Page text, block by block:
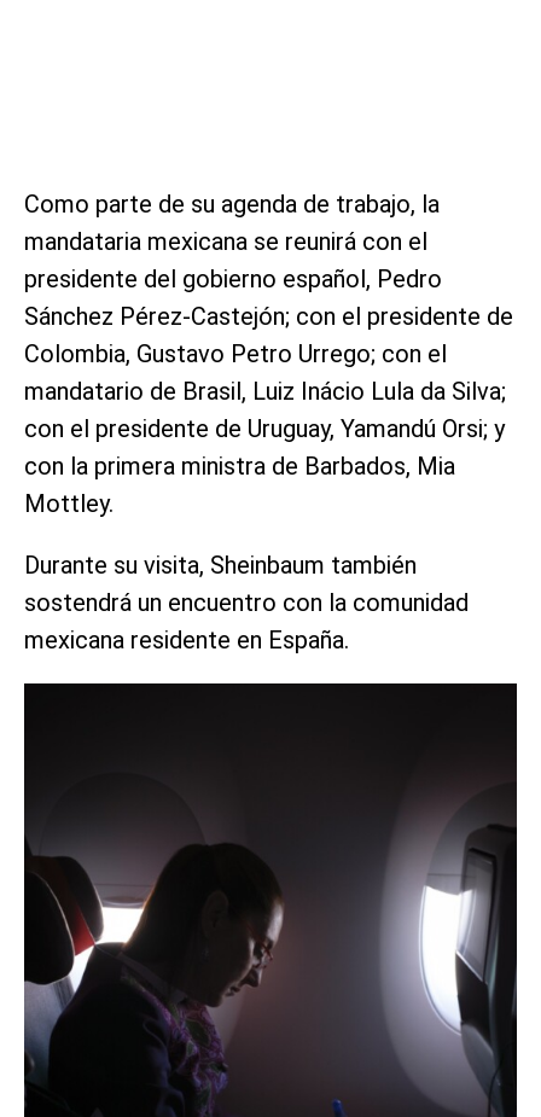
Como parte de su agenda de trabajo, la
mandataria mexicana se reunirá con el
presidente del gobierno español, Pedro
Sánchez Pérez-Castejón; con el presidente de
Colombia, Gustavo Petro Urrego; con el
mandatario de Brasil, Luiz Inácio Lula da Silva;
con el presidente de Uruguay, Yamandú Orsi; y
con la primera ministra de Barbados, Mia
Mottley.
Durante su visita, Sheinbaum también
sostendrá un encuentro con la comunidad
mexicana residente en España.